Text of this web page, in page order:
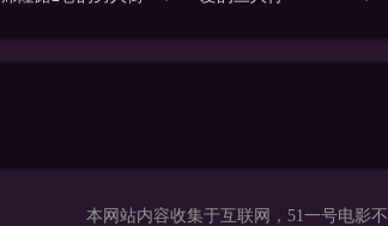
本网站内容收集于互联网，51一号电影